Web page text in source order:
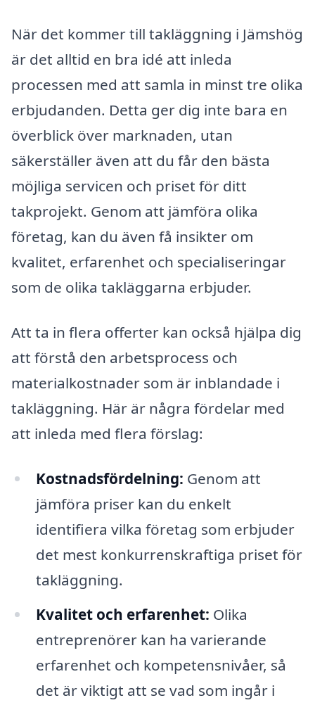
När det kommer till takläggning i Jämshög
är det alltid en bra idé att inleda
processen med att samla in minst tre olika
erbjudanden. Detta ger dig inte bara en
överblick över marknaden, utan
säkerställer även att du får den bästa
möjliga servicen och priset för ditt
takprojekt. Genom att jämföra olika
företag, kan du även få insikter om
kvalitet, erfarenhet och specialiseringar
som de olika takläggarna erbjuder.
Att ta in flera offerter kan också hjälpa dig
att förstå den arbetsprocess och
materialkostnader som är inblandade i
takläggning. Här är några fördelar med
att inleda med flera förslag:
Kostnadsfördelning: Genom att
jämföra priser kan du enkelt
identifiera vilka företag som erbjuder
det mest konkurrenskraftiga priset för
takläggning.
Kvalitet och erfarenhet: Olika
entreprenörer kan ha varierande
erfarenhet och kompetensnivåer, så
det är viktigt att se vad som ingår i